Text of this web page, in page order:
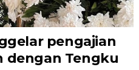
pengajian
dengan Tengku